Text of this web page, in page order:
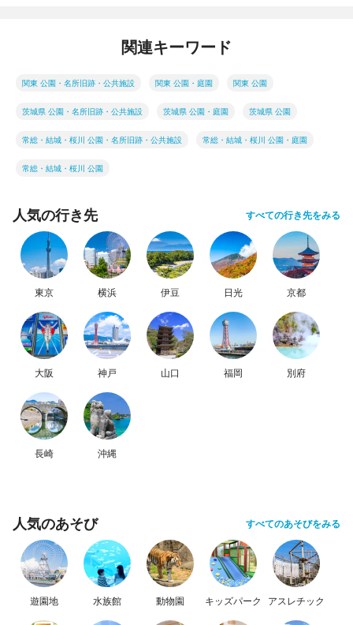
関連キーワード
関東 公園・名所旧跡・公共施設 関東 公園・庭園 関東 公園
茨城県 公園・名所旧跡・公共施設 茨城県 公園・庭園 茨城県 公園
常総・結城・桜川 公園・名所旧跡・公共施設 常総・結城・桜川 公園・庭園
常総・結城・桜川 公園
人気の行き先 すべての行き先をみる
東京 横浜 伊豆 日光 京都
大阪 神戸 山口 福岡 別府
長崎 沖縄
人気のあそび すべてのあそびをみる
遊園地 水族館 動物園 キッズパーク アスレチック